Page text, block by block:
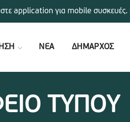
ΝΕΑ ΔΗΜΑΡΧΟΣ
ΤΥΠΟΥ
application για mobile συσκευές.